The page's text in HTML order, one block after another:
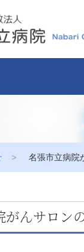
名張市立病院
がんサロン